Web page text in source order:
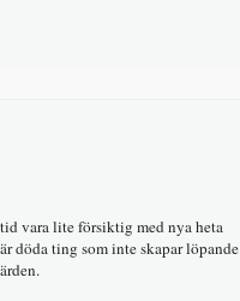
vara lite försiktig med nya heta
döda ting som inte skapar löpande